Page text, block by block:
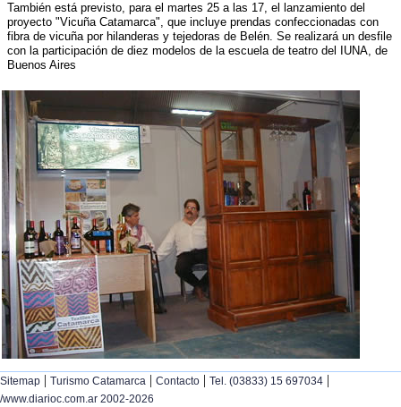
También está previsto, para el martes 25 a las 17, el lanzamiento del
proyecto "Vicuña Catamarca", que incluye prendas confeccionadas con
fibra de vicuña por hilanderas y tejedoras de Belén. Se realizará un desfile
con la participación de diez modelos de la escuela de teatro del IUNA, de
Buenos Aires
Sitemap | Turismo Catamarca | Contacto | Tel. (03833) 15 697034 |
/www.diarioc.com.ar 2002-2026